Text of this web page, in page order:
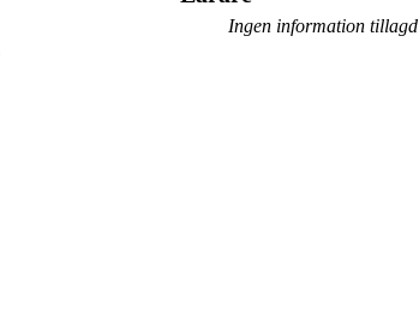
Ingen information tillagd